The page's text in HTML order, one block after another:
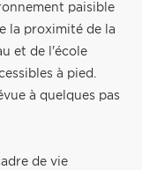
paisible
la proximité de la
et de l'école
à pied.
à quelques pas
de vie